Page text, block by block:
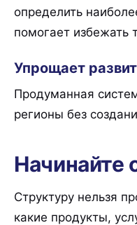
определить
помогает избежать
Упрощает
Продуманная
регионы без
Начинайте
Структуру нельзя
какие продукты,